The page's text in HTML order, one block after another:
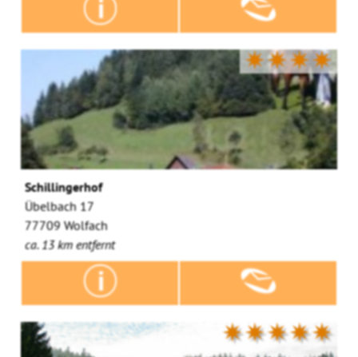
✷✷✷✷
Schillingerhof
Übelbach 17
77709 Wolfach
ca. 13 km entfernt
✷✷✷✷✷